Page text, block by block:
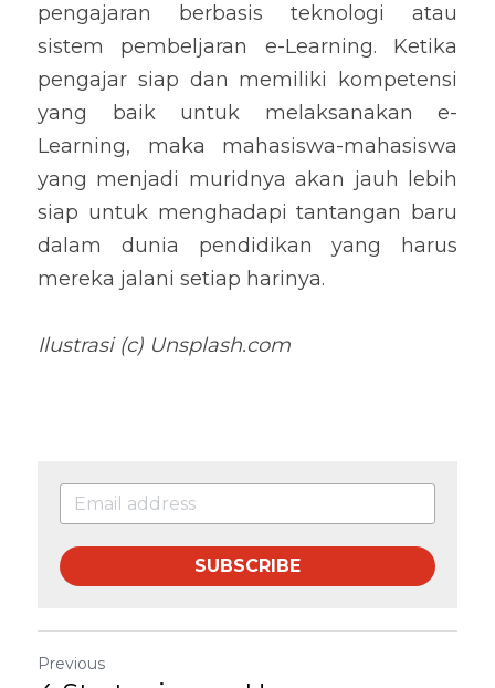
pengajaran berbasis teknologi atau
sistem pembeljaran e-Learning. Ketika
pengajar siap dan memiliki kompetensi
yang baik untuk melaksanakan e-
Learning, maka mahasiswa-mahasiswa
yang menjadi muridnya akan jauh lebih
siap untuk menghadapi tantangan baru
dalam dunia pendidikan yang harus
mereka jalani setiap harinya.
Ilustrasi (c) Unsplash.com
SUBSCRIBE
Previous